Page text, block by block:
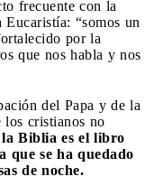
frecuente con la
“somos un
por la
que nos habla y nos
del Papa y de la
los cristianos no
Biblia es el libro
que se ha quedado
de noche.